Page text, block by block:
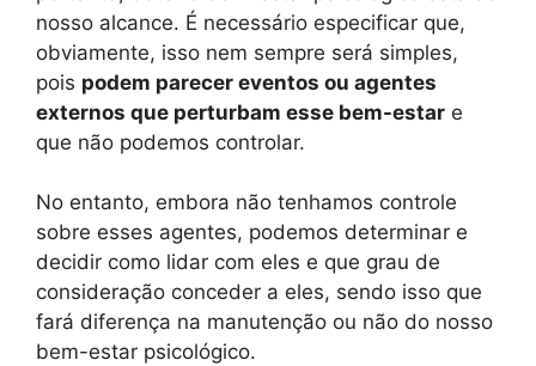
nosso alcance. É necessário especificar que,
obviamente, isso nem sempre será simples,
pois podem parecer eventos ou agentes
externos que perturbam esse bem-estar e
que não podemos controlar.
No entanto, embora não tenhamos controle
sobre esses agentes, podemos determinar e
decidir como lidar com eles e que grau de
consideração conceder a eles, sendo isso que
fará diferença na manutenção ou não do nosso
bem-estar psicológico.